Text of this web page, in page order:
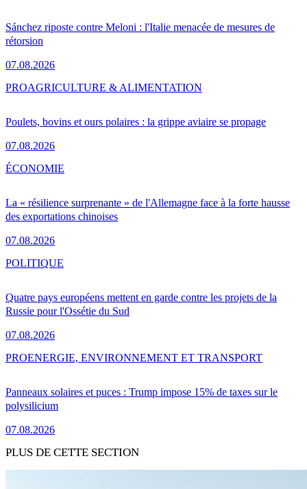
Sánchez riposte contre Meloni : l'Italie menacée de mesures de
rétorsion
07.08.2026
Poulets, bovins et ours polaires : la grippe aviaire se propage
07.08.2026
PROAGRICULTURE & ALIMENTATION
La « résilience surprenante » de l'Allemagne face à la forte hausse
des exportations chinoises
07.08.2026
ÉCONOMIE
Quatre pays européens mettent en garde contre les projets de la
Russie pour l'Ossétie du Sud
07.08.2026
POLITIQUE
Panneaux solaires et puces : Trump impose 15% de taxes sur le
polysilicium
07.08.2026
PROENERGIE, ENVIRONNEMENT ET TRANSPORT
PLUS DE CETTE SECTION